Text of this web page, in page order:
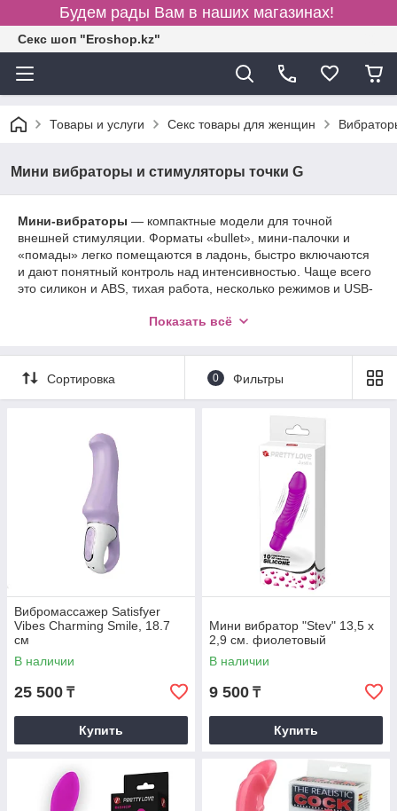
Будем рады Вам в наших магазинах!
Секс шоп "Eroshop.kz"
Товары и услуги Секс товары для женщин
Мини вибраторы и стимуляторы точки G
Мини-вибраторы — компактные модели для точной
внешней стимуляции. Форматы «bullet», мини-палочки и
«помады» легко помещаются в ладонь, быстро включаются
и дают понятный контроль над интенсивностью. Чаще всего
это силикон и ABS, тихая работа, несколько режимов и USB-
поездке, соло или в паре. Лёгкая насадка или скругённый
лишних усилий.
Стимуляторы точки G акцентируют анатомичный изгиб:
изогнутый корпус, утолщённый или скошенный наконечник и
область передней стенки влагалища. В линейке встречаются
варианты с гибким стержнем, пультом или приложением, с
функцией памяти последнего режима и удобной индикацией
заряда. Поверхность, как правило, бархатистая,
переключение интуитивное, шум — умеренный, поэтому
легко подобрать комфортный сценарий под предпочтения и
Показать всё
Сортировка 0 Фильтры
Вибромассажер Satisfyer
Vibes Charming Smile, 18.7
см
В наличии
25 500 ₸
Купить
Мини вибратор "Stev" 13,5 x
2,9 см. фиолетовый
В наличии
9 500 ₸
Купить